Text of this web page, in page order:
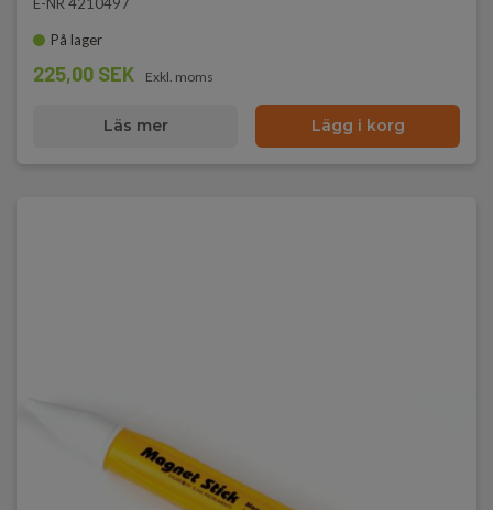
På lager
225,00 SEK Exkl. moms
Läs mer Lägg i korg